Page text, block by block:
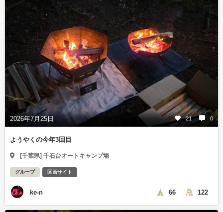
2026年7月25日 21 0
ようやくの今年3回目
[千葉県] 千石台オートキャンプ場
グループ 区画サイト
ke-n 66 122